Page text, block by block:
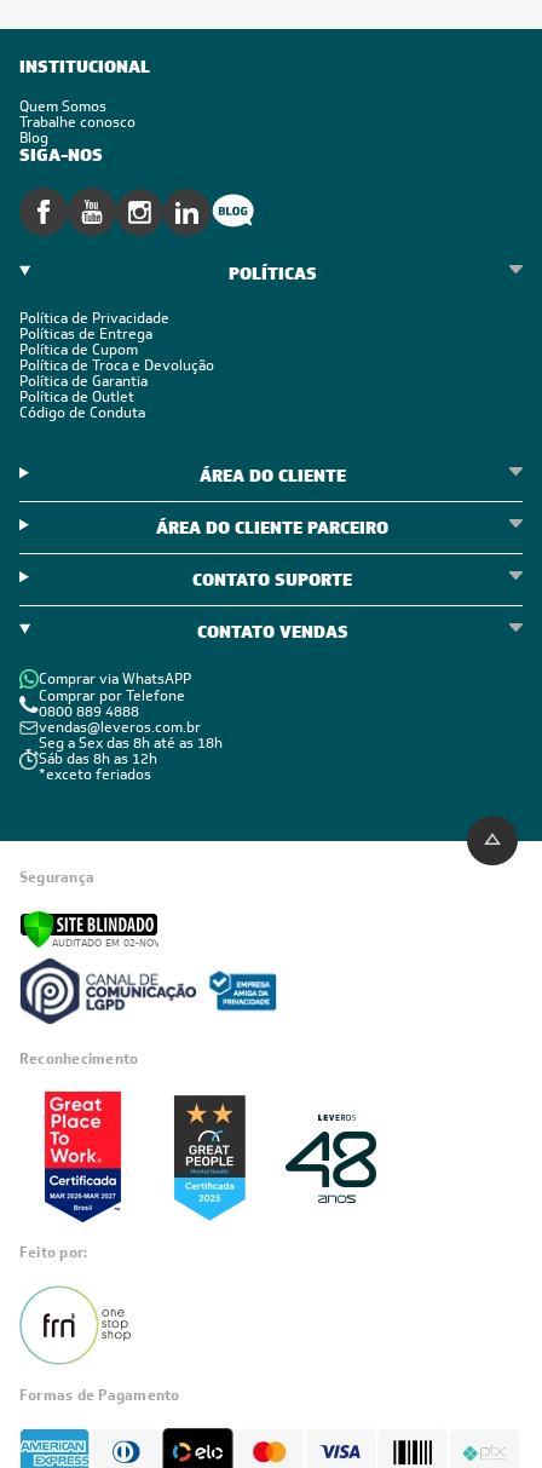
INSTITUCIONAL
Quem Somos
Trabalhe conosco
Blog
SIGA-NOS
POLÍTICAS
Política de Privacidade
Políticas de Entrega
Política de Cupom
Política de Troca e Devolução
Política de Garantia
Política de Outlet
Código de Conduta
ÁREA DO CLIENTE
ÁREA DO CLIENTE PARCEIRO
CONTATO SUPORTE
CONTATO VENDAS
Comprar via WhatsAPP
Comprar por Telefone
0800 889 4888
vendas@leveros.com.br
Seg a Sex das 8h até as 18h
Sáb das 8h as 12h
*exceto feriados
Segurança
Reconhecimento
Feito por:
Formas de Pagamento
Fale com a LIA